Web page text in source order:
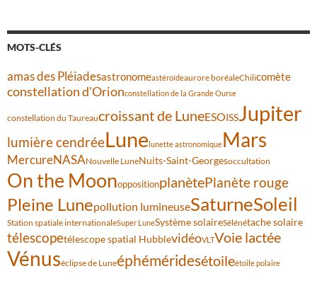
MOTS-CLÉS
amas des Pléiadesastronomeastéroïdeaurore boréaleChilicomète
constellation d'Orionconstellation de la Grande Ourse
constellation du Taureaucroissant de LuneESOISSJupiter
lumière cendréeLune lunette astronomiqueMars
MercureNASANouvelle LuneNuits-Saint-Georgesoccultation
On the MoonoppositionplanètePlanète rouge
Pleine Lunepollution lumineuseSaturneSoleil
Station spatiale internationaleSuper LuneSystème solaireSélénétache solaire
télescopetélescope spatial HubblevidéoVLTVoie lactée
Vénuséclipse de Luneéphéméridesétoileétoile polaire